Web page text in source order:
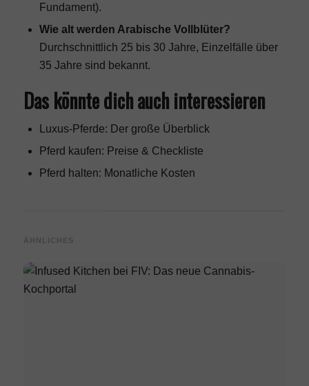
Fundament).
Wie alt werden Arabische Vollblüter?
Durchschnittlich 25 bis 30 Jahre, Einzelfälle über
35 Jahre sind bekannt.
Das könnte dich auch interessieren
Luxus-Pferde: Der große Überblick
Pferd kaufen: Preise & Checkliste
Pferd halten: Monatliche Kosten
ÄHNLICHES